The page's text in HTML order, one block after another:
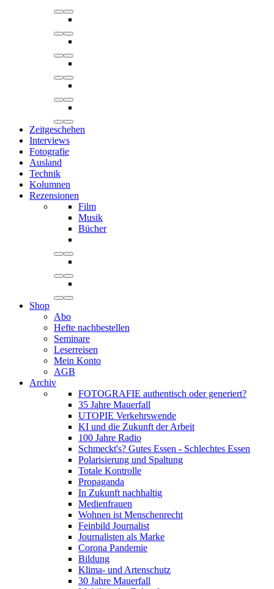
Zeitgeschehen
Interviews
Fotografie
Ausland
Technik
Kolumnen
Rezensionen
Film
Musik
Bücher
Shop
Abo
Hefte nachbestellen
Seminare
Leserreisen
Mein Konto
AGB
Archiv
FOTOGRAFIE authentisch oder generiert?
35 Jahre Mauerfall
UTOPIE Verkehrswende
KI und die Zukunft der Arbeit
100 Jahre Radio
Schmeckt's? Gutes Essen - Schlechtes Essen
Polarisierung und Spaltung
Totale Kontrolle
Propaganda
In Zukunft nachhaltig
Medienfrauen
Wohnen ist Menschenrecht
Feinbild Journalist
Journalisten als Marke
Corona Pandemie
Bildung
Klima- und Artenschutz
30 Jahre Mauerfall